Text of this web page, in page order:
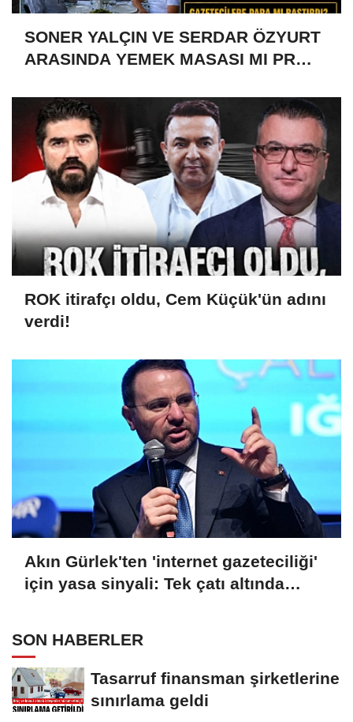
SONER YALÇIN VE SERDAR ÖZYURT
ARASINDA YEMEK MASASI MI PR
ROK itirafçı oldu, Cem Küçük'ün adını
verdi!
Akın Gürlek'ten 'internet gazeteciliği'
için yasa sinyali: Tek çatı altında
SON HABERLER
Tasarruf finansman şirketlerine
sınırlama geldi